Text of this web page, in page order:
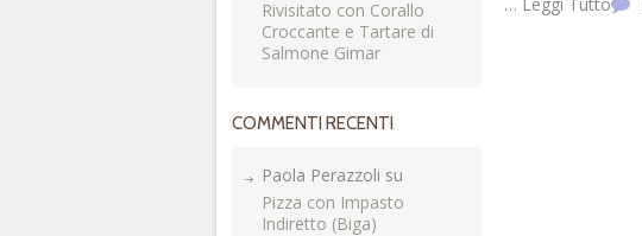
Rivisitato con Corallo
Croccante e Tartare di
Salmone Gimar
COMMENTI RECENTI
Paola Perazzoli su
Pizza con Impasto
Indiretto (Biga)